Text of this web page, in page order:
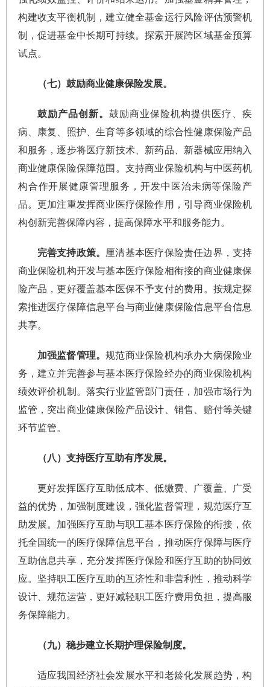
构建收支平衡机制，建立健全基金运行风险评估预警机
制，促进基金中长期可持续。探索开展跨区域基金预算
试点。
（七）鼓励商业健康保险发展。
鼓励产品创新。 鼓励商业保险机构提供医疗、疾
病、康复、照护、生育等多领域的综合性健康保险产品
和服务，逐步将医疗新技术、新药品、新器械应用纳入
商业健康保险保障范围。支持商业保险机构与中医药机
构合作开展健康管理服务，开发中医治未病等保险产
品。更加注重发挥商业医疗保险作用，引导商业保险机
构创新完善保障内容，提高保障水平和服务能力。
完善支持政策。 厘清基本医疗保险责任边界，支持
商业保险机构开发与基本医疗保险相衔接的商业健康保
险产品，更好覆盖基本医保不予支付的费用。按规定探
索推进医疗保障信息平台与商业健康保险信息平台信息
共享。
加强监督管理。规范商业保险机构承办大病保险业
务，建立并完善参与基本医疗保险经办的商业保险机构
绩效评价机制。落实行业监管部门责任，加强市场行为
监管，突出商业健康保险产品设计、销售、赔付等关键
环节监管。
（八）支持医疗互助有序发展。
更好发挥医疗互助低成本、低缴费、广覆盖、广受
益的优势，加强制度建设，强化监督管理，规范医疗互
助发展。加强医疗互助与职工基本医疗保险的衔接，依
托全国统一的医疗保障信息平台，推动医疗保障与医疗
互助信息共享，充分发挥医疗保险和医疗互助的协同效
应。坚持职工医疗互助的互济性和非营利性，推动科学
设计、规范运营，更好减轻职工医疗费用负担，提高服
务保障能力。
（九）稳步建立长期护理保险制度。
适应我国经济社会发展水平和老龄化发展趋势，构